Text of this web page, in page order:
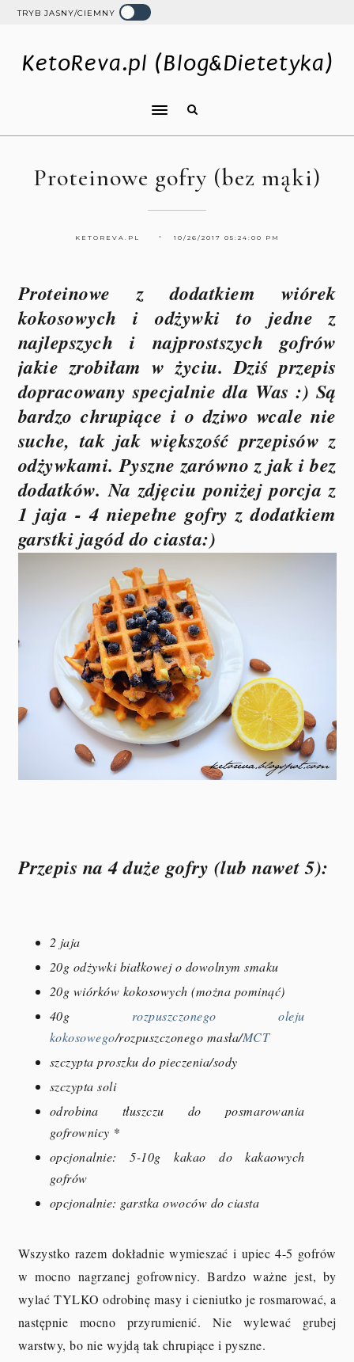
TRYB JASNY/CIEMNY
KetoReva.pl (Blog&Dietetyka)
Proteinowe gofry (bez mąki)
KETOREVA.PL 10/26/2017 05:24:00 PM
Proteinowe z dodatkiem wiórek
kokosowych i odżywki to jedne z
najlepszych i najprostszych gofrów
jakie zrobiłam w życiu. Dziś przepis
dopracowany specjalnie dla Was :) Są
bardzo chrupiące i o dziwo wcale nie
suche, tak jak większość przepisów z
odżywkami. Pyszne zarówno z jak i bez
dodatków. Na zdjęciu poniżej porcja z
1 jaja - 4 niepełne gofry z dodatkiem
garstki jagód do ciasta:)
Przepis na 4 duże gofry (lub nawet 5):
2 jaja
20g odżywki białkowej o dowolnym smaku
20g wiórków kokosowych (można pominąć)
40g rozpuszczonego oleju
kokosowego/rozpuszczonego masła/MCT
szczypta proszku do pieczenia/sody
szczypta soli
odrobina tłuszczu do posmarowania
gofrownicy *
opcjonalnie: 5-10g kakao do kakaowych
gofrów
opcjonalnie: garstka owoców do ciasta
Wszystko razem dokładnie wymieszać i upiec 4-5 gofrów
w mocno nagrzanej gofrownicy. Bardzo ważne jest, by
wylać TYLKO odrobinę masy i cieniutko je rosmarować, a
następnie mocno przyrumienić. Nie wylewać grubej
warstwy, bo nie wyjdą tak chrupiące i pyszne.